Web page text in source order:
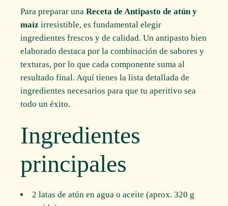
Para preparar unaReceta de Antipasto de atún y
maíz irresistible, es fundamental elegir
ingredientes frescos y de calidad. Un antipasto bien
elaborado destaca por la combinación de sabores y
texturas, por lo que cada componente suma al
resultado final. Aquí tienes la lista detallada de
ingredientes necesarios para que tu aperitivo sea
todo un éxito.
Ingredientes
principales
2 latas de atún en agua o aceite (aprox. 320 g